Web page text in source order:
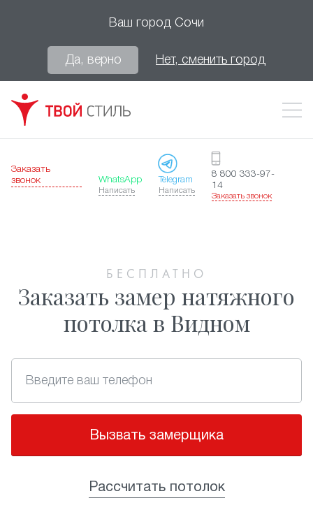
Ваш город Сочи
Да, верно Нет, сменить город
Заказать
звонок
WhatsApp
Написать
Telegram
Написать
8 800 333-97-
14
Заказать звонок
БЕСПЛАТНО
Заказать замер натяжного
потолка в Видном
Вызвать замерщика
Рассчитать потолок